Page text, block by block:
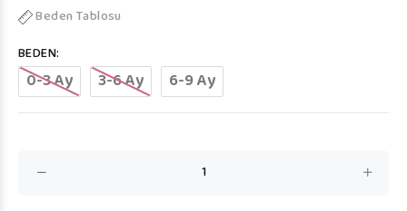
Beden Tablosu
BEDEN:
0-3 Ay 3-6 Ay 6-9 Ay